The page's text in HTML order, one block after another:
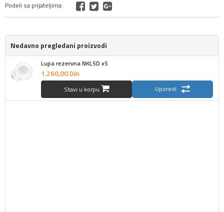
Podeli sa prijateljima:
Nedavno pregledani proizvodi
Lupa rezervna NKL5D x5
1.260,00Din
Stavi u korpu Uporedi